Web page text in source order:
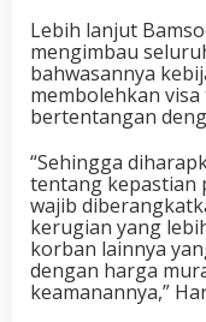
Lebih lanjut
mengimbau
bahwasannya
membolehkan
bertentangan
“Sehingga
tentang kepastian
wajib
kerugian yang
korban lainnya
dengan harga
keamanannya,”